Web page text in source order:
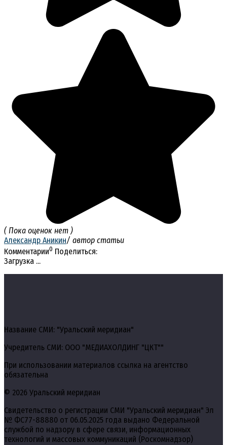
( Пока оценок нет )
Александр Аникин/ автор статьи
Комментарии0 Поделиться:
Загрузка ...
Название СМИ: "Уральский меридиан"
Учредитель СМИ: ООО "МЕДИАХОЛДИНГ "ЦКТ""
При использовании материалов ссылка на агентство
обязательна
© 2026 Уральский меридиан
Свидетельство о регистрации СМИ "Уральский меридиан" Эл
№ ФС77-88880 от 06.05.2025 года выдано Федеральной
службой по надзору в сфере связи, информационных
технологий и массовых коммуникаций (Роскомнадзор)